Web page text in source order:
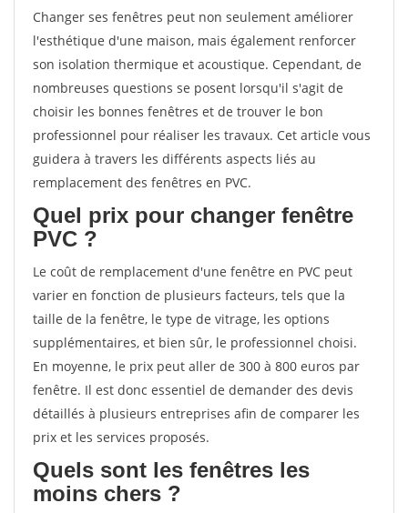
Changer ses fenêtres peut non seulement améliorer
l'esthétique d'une maison, mais également renforcer
son isolation thermique et acoustique. Cependant, de
nombreuses questions se posent lorsqu'il s'agit de
choisir les bonnes fenêtres et de trouver le bon
professionnel pour réaliser les travaux. Cet article vous
guidera à travers les différents aspects liés au
remplacement des fenêtres en PVC.
Quel prix pour changer fenêtre
PVC ?
Le coût de remplacement d'une fenêtre en PVC peut
varier en fonction de plusieurs facteurs, tels que la
taille de la fenêtre, le type de vitrage, les options
supplémentaires, et bien sûr, le professionnel choisi.
En moyenne, le prix peut aller de 300 à 800 euros par
fenêtre. Il est donc essentiel de demander des devis
détaillés à plusieurs entreprises afin de comparer les
prix et les services proposés.
Quels sont les fenêtres les
moins chers ?